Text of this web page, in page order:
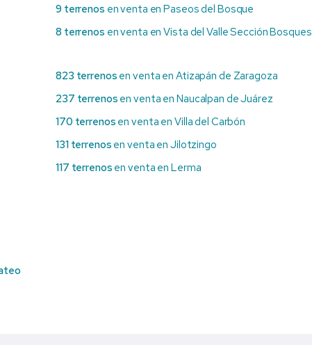
9 terrenos en venta en Paseos del Bosque
8 terrenos en venta en Vista del Valle Sección Bosques
823 terrenos en venta en Atizapán de Zaragoza
237 terrenos en venta en Naucalpan de Juárez
170 terrenos en venta en Villa del Carbón
131 terrenos en venta en Jilotzingo
117 terrenos en venta en Lerma